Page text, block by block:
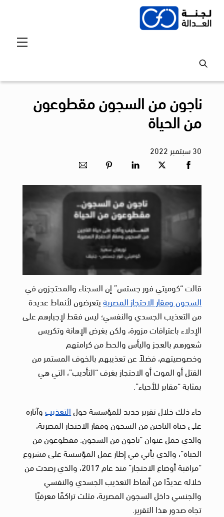
Skip
ناجون من السجون مقطوعون
من الحياة
30سبتمبر 2022
قالت “كوميتي فور جستس” إن السجناء والمحتجزون في
السجون ومقار الاحتجاز المصريةيتعرضون لأنماط عديدة
من التعذيب الجسدي والنفسي؛ ليس فقط لإجبارهم على
الإدلاء باعترافات مزورة، ولكن بغرض الإهانة وتكريس
شعورهم بالعجز واليأس والحط من كرامتهم
وخصوصيتهم، فضلاً عن تعذيبهم بالخوف المستمر من
القتل أو الموت أو الاحتجاز بغرف “التأديب”، التي هي
بمثابة “مقابر للأحياء”.
جاء ذلك خلال تقرير جديد للمؤسسة حولالتعذيبوآثاره
على حياة الناجين من السجون ومقار الاحتجاز المصرية،
والذي حمل عنوان “ناجون من السجون: مقطوعون من
الحياة”، والذي يأتي في إطار عمل المؤسسة على مشروع
“مراقبة أوضاع الاحتجاز” منذ عام 2017، والذي رصدت من
خلاله عديدًا من أنماط التعذيب الجسدي والنفسي
والجنسي داخل السجون المصرية، مثلت تراكمًا معرفيًا
تجاه صدور هذا التقرير.